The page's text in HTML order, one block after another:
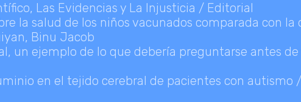
Las Evidencias y La Injusticia / Editorial
la salud de los niños vacunados comparada con
Binu Jacob
un ejemplo de lo que debería preguntarse antes
en el tejido cerebral de pacientes con